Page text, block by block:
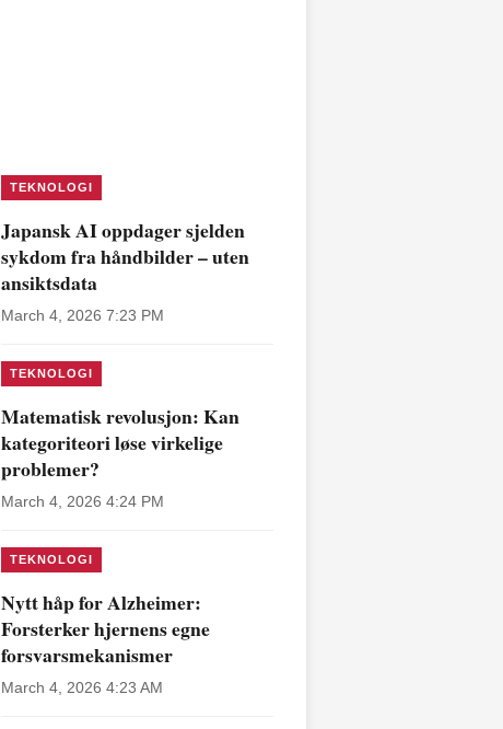
TEKNOLOGI
Japansk AI oppdager sjelden
sykdom fra håndbilder – uten
ansiktsdata
March 4, 2026 7:23 PM
TEKNOLOGI
Matematisk revolusjon: Kan
kategoriteori løse virkelige
problemer?
March 4, 2026 4:24 PM
TEKNOLOGI
Nytt håp for Alzheimer:
Forsterker hjernens egne
forsvarsmekanismer
March 4, 2026 4:23 AM